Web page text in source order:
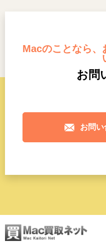
Macのことなら、
お問
お問い